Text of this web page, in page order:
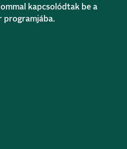
kapcsolódtak be a
programjába.